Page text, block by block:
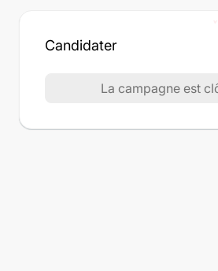
Candidater
La campagne est